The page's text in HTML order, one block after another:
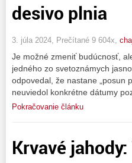
desivo plnia
3. júla 2024, Prečítané 9 604x,
Je možné zmeniť budúcnosť,
jedného zo svetoznámych
odpovedal, že nastane „posun
neuviedol konkrétne dátumy
Pokračovanie článku
Krvavé